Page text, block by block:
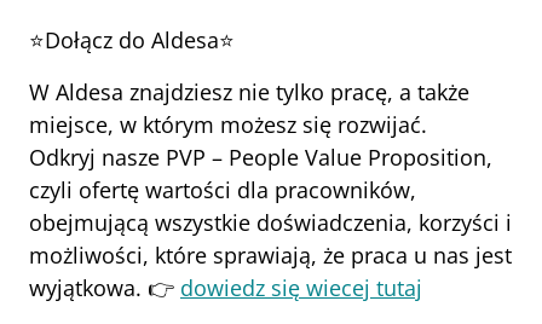
⭐Dołącz do Aldesa⭐
W Aldesa znajdziesz nie tylko pracę, a także
miejsce, w którym możesz się rozwijać.
Odkryj nasze PVP – People Value Proposition,
czyli ofertę wartości dla pracowników,
obejmującą wszystkie doświadczenia, korzyści i
możliwości, które sprawiają, że praca u nas jest
wyjątkowa. 👉 dowiedz się wiecej tutaj